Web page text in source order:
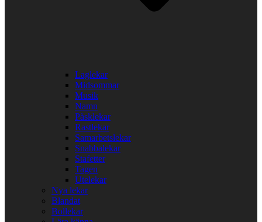
Laglekar
Midsommar
Musik
Namn
Påsklekar
Rastlekar
Samarbetslekar
Snabbalekar
Stafetter
Tagen
Utelekar
Nya lekar
Blandat
Bollekar